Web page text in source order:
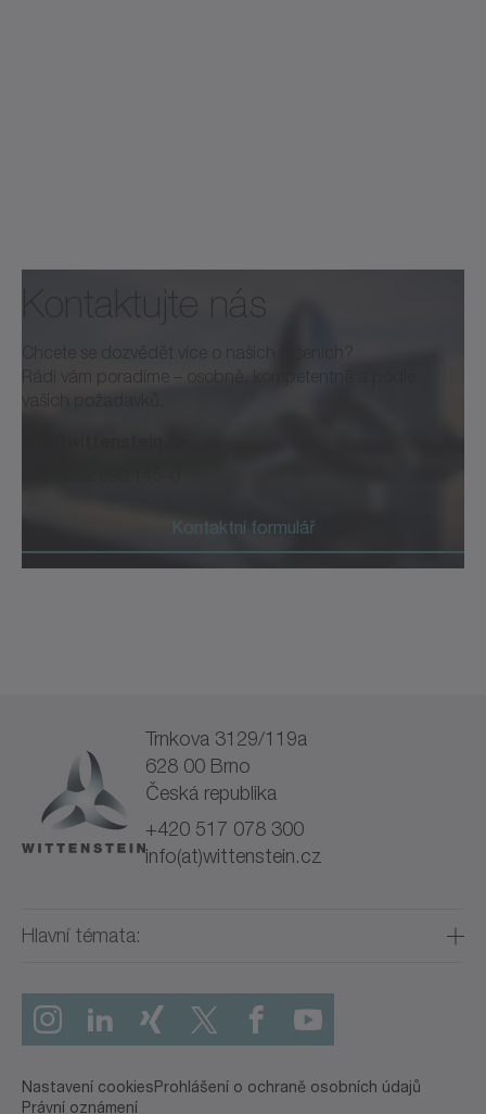
Rádi vám poradíme – osobně, kompetentně a podle
Kontaktní formulář
Trnkova 3129/119a
628 00 Brno
Česká republika
+420 517 078 300
info(at)wittenstein.cz
Hlavní témata:
Servo převodovky
Systém hřebene a pastorku
Nastavení cookiesProhlášení o ochraně osobních údajů
Právní oznámení